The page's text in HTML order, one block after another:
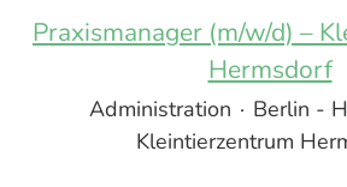
Praxismanager (m/w/d) –
Hermsdorf
Administration · Berlin -
Kleintierzentrum